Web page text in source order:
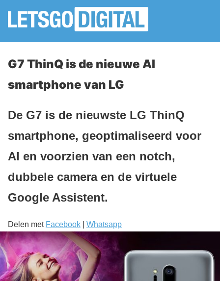
G7 ThinQ is de nieuwe AI
smartphone van LG
De G7 is de nieuwste LG ThinQ
smartphone, geoptimaliseerd voor
AI en voorzien van een notch,
dubbele camera en de virtuele
Google Assistent.
Delen met Facebook Whatsapp